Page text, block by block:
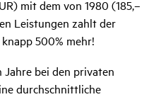
mit dem von 1980 (185,–
Leistungen zahlt der
500% mehr!
bei den privaten
durchschnittliche